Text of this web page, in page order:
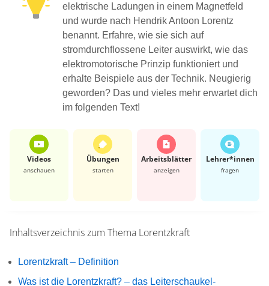
elektrische Ladungen in einem Magnetfeld
und wurde nach Hendrik Antoon Lorentz
benannt. Erfahre, wie sie sich auf
stromdurchflossene Leiter auswirkt, wie das
elektromotorische Prinzip funktioniert und
erhalte Beispiele aus der Technik. Neugierig
geworden? Das und vieles mehr erwartet dich
im folgenden Text!
Videos
anschauen
Übungen
starten
Arbeits­blätter
anzeigen
Lehrer*​innen
fragen
Inhaltsverzeichnis zum Thema Lorentzkraft
Lorentzkraft – Definition
Was ist die Lorentzkraft? – das Leiterschaukel-